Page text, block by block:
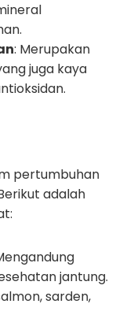
: Merupakan
juga kaya
pertumbuhan
adalah
jantung.
sarden,